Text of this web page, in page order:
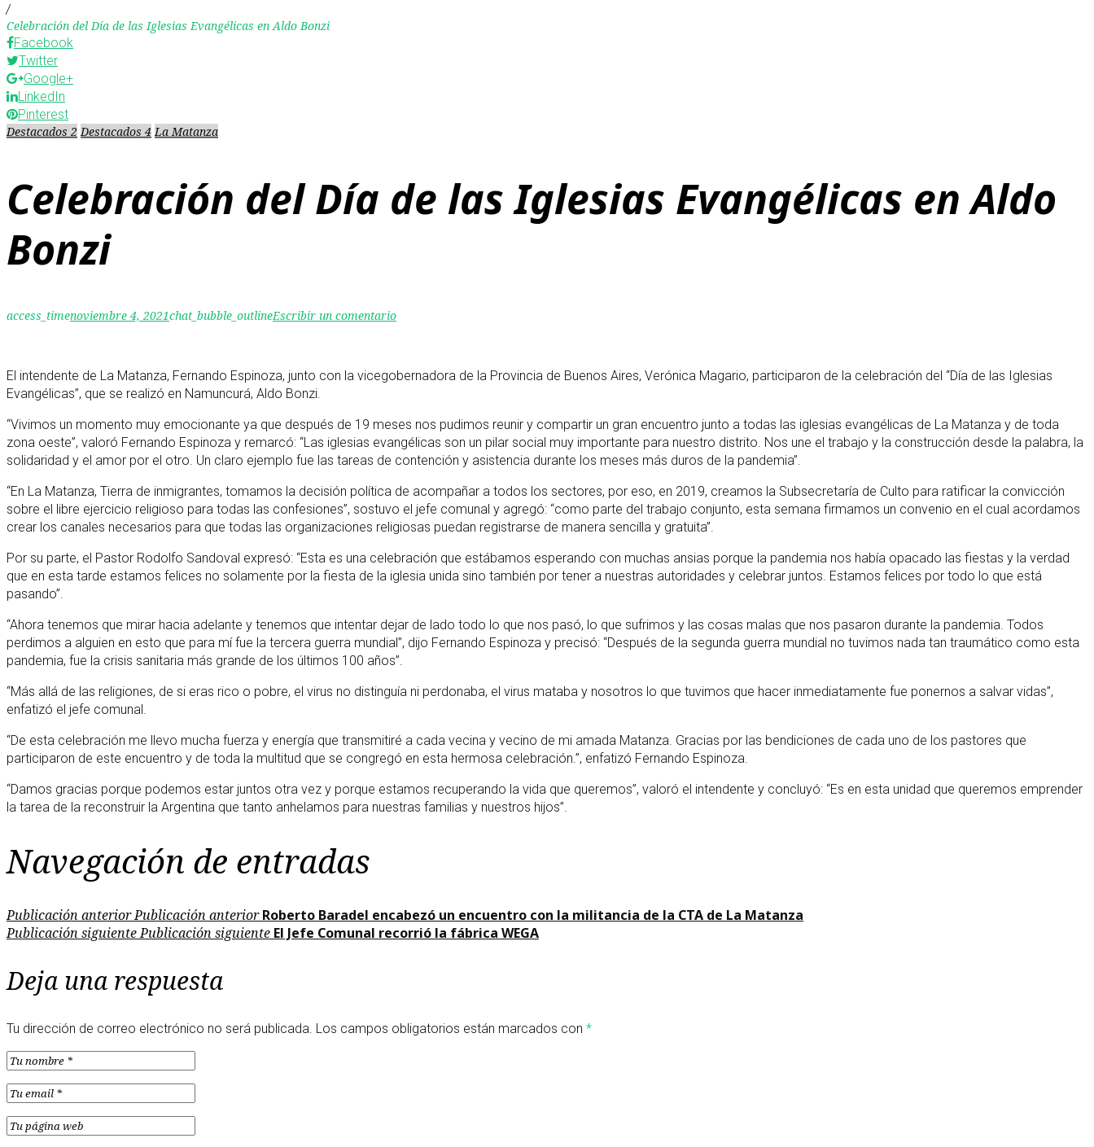
/
Celebración del Día de las Iglesias Evangélicas en Aldo Bonzi
Facebook
Twitter
Google+
LinkedIn
Pinterest
Destacados 2 Destacados 4 La Matanza
Celebración del Día de las Iglesias Evangélicas en Aldo
Bonzi
access_timenoviembre 4, 2021chat_bubble_outlineEscribir un comentario
El intendente de La Matanza, Fernando Espinoza, junto con la vicegobernadora de la Provincia de Buenos Aires, Verónica Magario, participaron de la celebración del “Día de las Iglesias
Evangélicas”, que se realizó en Namuncurá, Aldo Bonzi.
“Vivimos un momento muy emocionante ya que después de 19 meses nos pudimos reunir y compartir un gran encuentro junto a todas las iglesias evangélicas de La Matanza y de toda
zona oeste”, valoró Fernando Espinoza y remarcó: “Las iglesias evangélicas son un pilar social muy importante para nuestro distrito. Nos une el trabajo y la construcción desde la palabra, la
solidaridad y el amor por el otro. Un claro ejemplo fue las tareas de contención y asistencia durante los meses más duros de la pandemia”.
“En La Matanza, Tierra de inmigrantes, tomamos la decisión política de acompañar a todos los sectores, por eso, en 2019, creamos la Subsecretaría de Culto para ratificar la convicción
sobre el libre ejercicio religioso para todas las confesiones”, sostuvo el jefe comunal y agregó: “como parte del trabajo conjunto, esta semana firmamos un convenio en el cual acordamos
crear los canales necesarios para que todas las organizaciones religiosas puedan registrarse de manera sencilla y gratuita”.
Por su parte, el Pastor Rodolfo Sandoval expresó: “Esta es una celebración que estábamos esperando con muchas ansias porque la pandemia nos había opacado las fiestas y la verdad
que en esta tarde estamos felices no solamente por la fiesta de la iglesia unida sino también por tener a nuestras autoridades y celebrar juntos. Estamos felices por todo lo que está
pasando”.
“Ahora tenemos que mirar hacia adelante y tenemos que intentar dejar de lado todo lo que nos pasó, lo que sufrimos y las cosas malas que nos pasaron durante la pandemia. Todos
perdimos a alguien en esto que para mí fue la tercera guerra mundial”, dijo Fernando Espinoza y precisó: “Después de la segunda guerra mundial no tuvimos nada tan traumático como esta
pandemia, fue la crisis sanitaria más grande de los últimos 100 años”.
“Más allá de las religiones, de si eras rico o pobre, el virus no distinguía ni perdonaba, el virus mataba y nosotros lo que tuvimos que hacer inmediatamente fue ponernos a salvar vidas”,
enfatizó el jefe comunal.
“De esta celebración me llevo mucha fuerza y energía que transmitiré a cada vecina y vecino de mi amada Matanza. Gracias por las bendiciones de cada uno de los pastores que
participaron de este encuentro y de toda la multitud que se congregó en esta hermosa celebración.”, enfatizó Fernando Espinoza.
“Damos gracias porque podemos estar juntos otra vez y porque estamos recuperando la vida que queremos”, valoró el intendente y concluyó: “Es en esta unidad que queremos emprender
la tarea de la reconstruir la Argentina que tanto anhelamos para nuestras familias y nuestros hijos”.
Navegación de entradas
Publicación anteriorPublicación anterior Roberto Baradel encabezó un encuentro con la militancia de la CTA de La Matanza
Publicación siguientePublicación siguiente El Jefe Comunal recorrió la fábrica WEGA
Deja una respuesta
Tu dirección de correo electrónico no será publicada. Los campos obligatorios están marcados con *